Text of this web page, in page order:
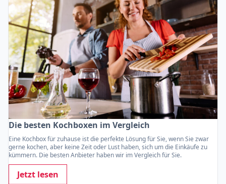
Die besten Kochboxen im Vergleich
Eine Kochbox für zuhause ist die perfekte Lösung für Sie, wenn Sie zwar
gerne kochen, aber keine Zeit oder Lust haben, sich um die Einkäufe zu
kümmern. Die besten Anbieter haben wir im Vergleich für Sie.
Jetzt lesen